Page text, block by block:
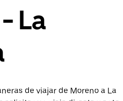
La
de viajar de Moreno a La